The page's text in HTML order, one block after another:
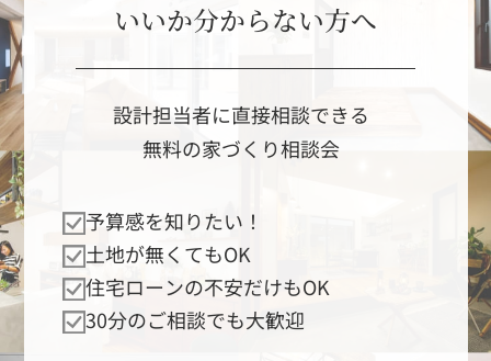
いいか分からない方へ
設計担当者に直接相談できる
無料の家づくり相談会
予算感を知りたい！
土地が無くてもOK
住宅ローンの不安だけもOK
30分のご相談でも大歓迎